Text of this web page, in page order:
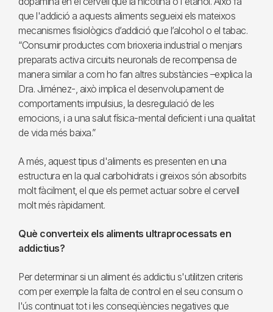
que l'addició a aquests aliments segueixi els mateixos
mecanismes fisiològics d’addició que l’alcohol o el tabac.
“Consumir productes com brioxeria industrial o menjars
preparats activa circuits neuronals de recompensa de
manera similar a com ho fan altres substàncies –explica la
Dra. Jiménez-, això implica el desenvolupament de
comportaments impulsius, la desregulació de les
emocions, i a una salut física-mental deficient i una qualitat
de vida més baixa.”
A més, aquest tipus d'aliments es presenten en una
estructura en la qual carbohidrats i greixos són absorbits
molt fàcilment, el que els permet actuar sobre el cervell
molt més ràpidament.
Què converteix els aliments ultraprocessats en
addictius?
Per determinar si un aliment és addictiu s'utilitzen criteris
com per exemple la falta de control en el seu consum o
l'ús continuat tot i les conseqüències negatives que